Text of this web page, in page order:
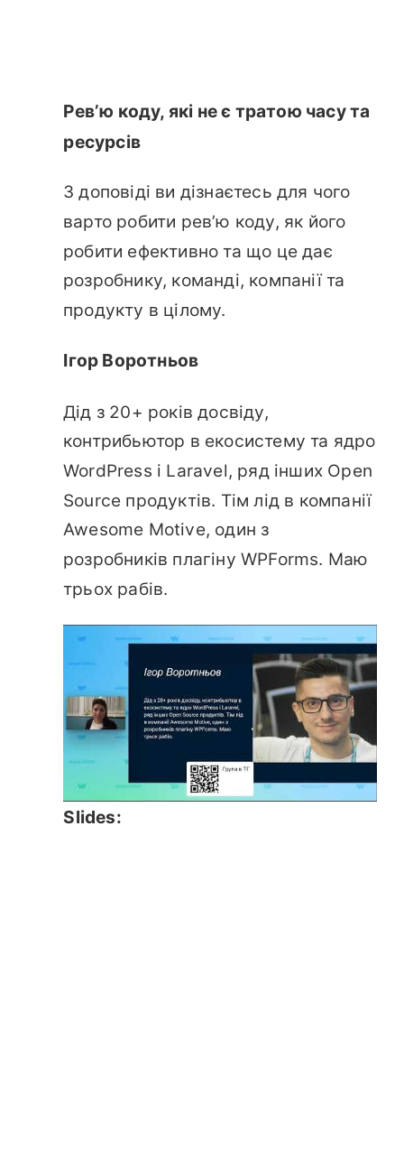
Ревʼю коду, які не є тратою часу та
ресурсів
З доповіді ви дізнаєтесь для чого
варто робити ревʼю коду, як його
робити ефективно та що це дає
розробнику, команді, компанії та
продукту в цілому.
Ігор Воротньов
Дід з 20+ років досвіду,
контрибьютор в екосистему та ядро
WordPress і Laravel, ряд інших Open
Source продуктів. Тім лід в компанії
Awesome Motive, один з
розробників плагіну WPForms. Маю
трьох рабів.
Slides: